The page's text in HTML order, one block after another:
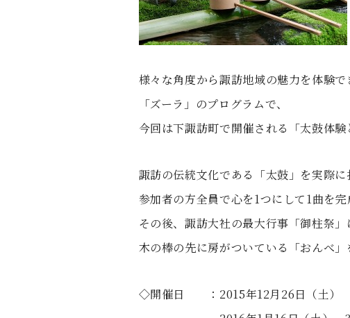
様々な角度から諏訪地域の魅力を体験で
「ズーラ」のプログラムで、
今回は下諏訪町で開催される「太鼓体験
諏訪の伝統文化である「太鼓」を実際に
参加者の方全員で心を1つにして1曲を完
その後、諏訪大社の最大行事「御柱祭
木の棒の先に房がついている「おんべ」
◇開催日 ：2015年12月26日（土）